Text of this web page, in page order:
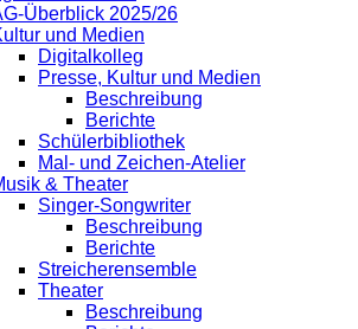
Überblick 2025/26
und Medien
Digitalkolleg
Presse, Kultur und Medien
Beschreibung
Berichte
Schülerbibliothek
Mal- und Zeichen-Atelier
& Theater
Singer-Songwriter
Beschreibung
Berichte
Streicherensemble
Theater
Beschreibung